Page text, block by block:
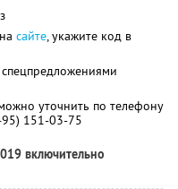
сайте,укажите код в
уточнить по телефону
151-03-75
включительно